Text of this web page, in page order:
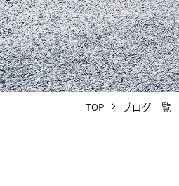
TOP ブログ一覧